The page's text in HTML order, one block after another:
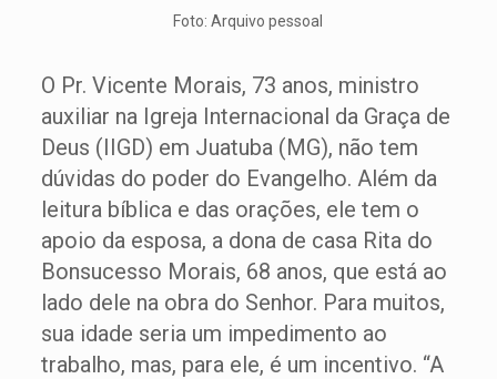
Foto: Arquivo pessoal
O Pr. Vicente Morais, 73 anos, ministro
auxiliar na Igreja Internacional da Graça de
Deus (IIGD) em Juatuba (MG), não tem
dúvidas do poder do Evangelho. Além da
leitura bíblica e das orações, ele tem o
apoio da esposa, a dona de casa Rita do
Bonsucesso Morais, 68 anos, que está ao
lado dele na obra do Senhor. Para muitos,
sua idade seria um impedimento ao
trabalho, mas, para ele, é um incentivo. “A